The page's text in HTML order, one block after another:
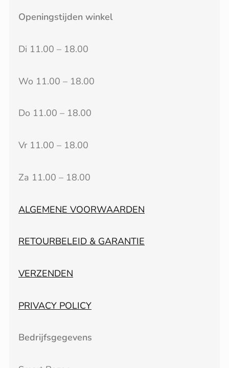
Openingstijden winkel
Di 11.00 – 18.00
Wo 11.00 – 18.00
Do 11.00 – 18.00
Vr 11.00 – 18.00
Za 11.00 – 18.00
ALGEMENE VOORWAARDEN
RETOURBELEID & GARANTIE
VERZENDEN
PRIVACY POLICY
Bedrijfsgegevens